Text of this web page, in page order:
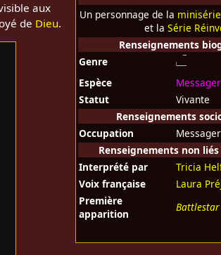
Un personnage de la
et laSérie
Renseignements
Genre
Espèce
Messager
Statut
Vivante
Renseignements
Occupation
Messager
Renseignements non
Interprété par
Tricia
Voix française
Laura
Première
apparition
aux
de Dieu.